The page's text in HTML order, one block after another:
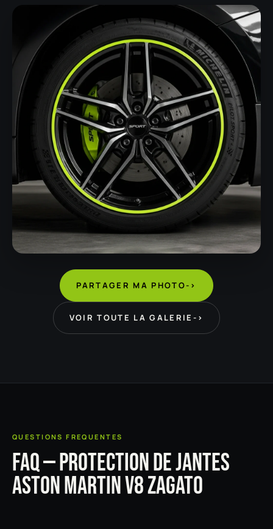
PARTAGER MA PHOTO->
VOIR TOUTE LA GALERIE ->
QUESTIONS FREQUENTES
FAQ — PROTECTION DE JANTES
ASTON MARTIN V8 ZAGATO